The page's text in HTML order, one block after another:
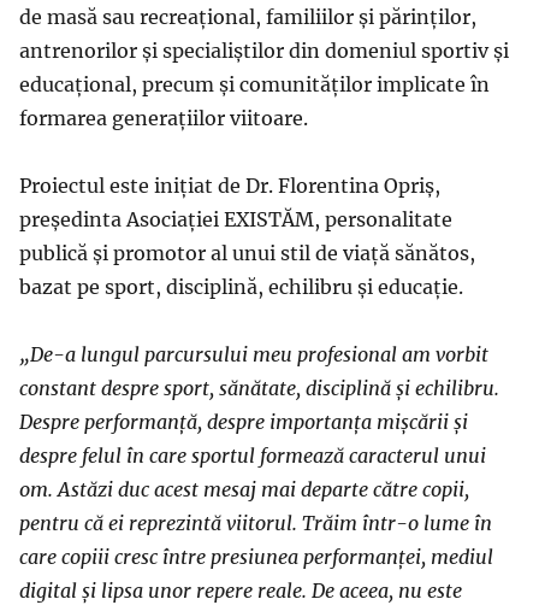
de masă sau recreațional, familiilor și părinților,
antrenorilor și specialiștilor din domeniul sportiv și
educațional, precum și comunităților implicate în
formarea generațiilor viitoare.
Proiectul este inițiat de Dr. Florentina Opriș,
președinta Asociației EXISTĂM, personalitate
publică și promotor al unui stil de viață sănătos,
bazat pe sport, disciplină, echilibru și educație.
„De-a lungul parcursului meu profesional am vorbit
constant despre sport, sănătate, disciplină și echilibru.
Despre performanță, despre importanța mișcării și
despre felul în care sportul formează caracterul unui
om. Astăzi duc acest mesaj mai departe către copii,
pentru că ei reprezintă viitorul. Trăim într-o lume în
care copiii cresc între presiunea performanței, mediul
digital și lipsa unor repere reale. De aceea, nu este